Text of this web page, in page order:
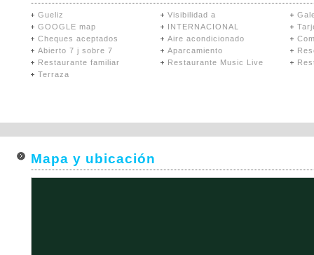
Gueliz Visibilidad a
GOOGLE map
INTERNACIONAL
Cheques aceptados
Aire acondicionado
Abierto 7 j sobre 7
Aparcamiento
Restaurante familiar
Restaurante Music Live
Terraza
Mapa y ubicación